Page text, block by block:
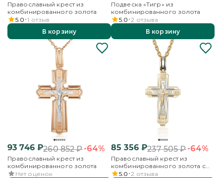
Православный крест из
комбинированного золота
5.0 1 отзыв
В корзину
Подвеска «Тигр» из
комбинированного золота
5.0 2 отзыва
В корзину
93 746₽260 852₽-64%
Православный крест из
комбинированного золота
Нет оценок
85 356₽237 505₽-64%
Православный крест из
комбинированного золота с
эмалью
5.0 2 отзыва